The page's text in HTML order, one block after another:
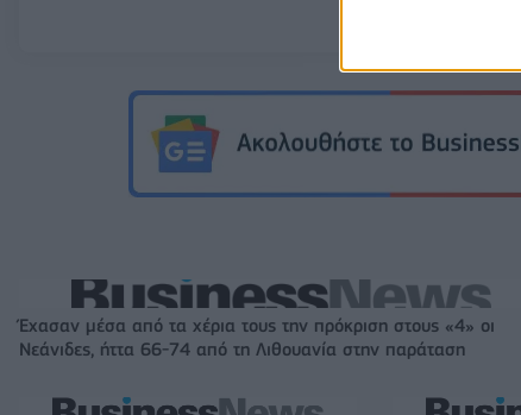
Έχασαν μέσα από τα χέρια τους την πρόκριση στους «4» οι
Νεάνιδες, ήττα 66-74 από τη Λιθουανία στην παράταση